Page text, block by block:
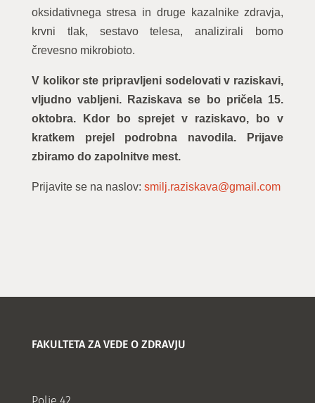
oksidativnega stresa in druge kazalnike zdravja,
krvni tlak, sestavo telesa, analizirali bomo
črevesno mikrobioto.
V kolikor ste pripravljeni sodelovati v raziskavi,
vljudno vabljeni. Raziskava se bo pričela 15.
oktobra. Kdor bo sprejet v raziskavo, bo v
kratkem prejel podrobna navodila. Prijave
zbiramo do zapolnitve mest.
Prijavite se na naslov: smilj.raziskava@gmail.com
FAKULTETA ZA VEDE O ZDRAVJU